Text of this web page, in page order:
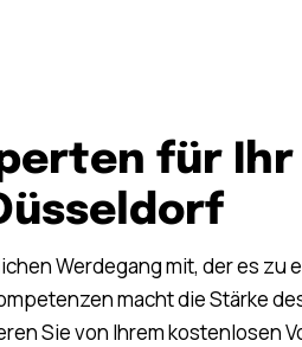
für Ihr
Werdegang mit, der es zu
macht die Stärke
Sie von Ihrem kostenlosen